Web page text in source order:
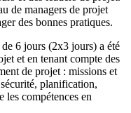
de managers de projet
des bonnes pratiques.
6 jours (2x3 jours) a été
et en tenant compte des
de projet : missions et
planification,
les compétences en